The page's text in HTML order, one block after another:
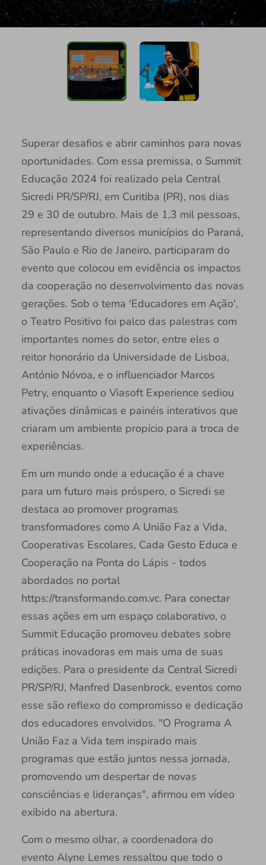
Superar desafios e abrir caminhos para novas
oportunidades. Com essa premissa, o Summit
Educação 2024 foi realizado pela Central
Sicredi PR/SP/RJ, em Curitiba (PR), nos dias
29 e 30 de outubro. Mais de 1,3 mil pessoas,
representando diversos municípios do Paraná,
São Paulo e Rio de Janeiro, participaram do
evento que colocou em evidência os impactos
da cooperação no desenvolvimento das novas
gerações. Sob o tema 'Educadores em Ação',
o Teatro Positivo foi palco das palestras com
importantes nomes do setor, entre eles o
reitor honorário da Universidade de Lisboa,
António Nóvoa, e o influenciador Marcos
Petry, enquanto o Viasoft Experience sediou
ativações dinâmicas e painéis interativos que
criaram um ambiente propício para a troca de
experiências.
Em um mundo onde a educação é a chave
para um futuro mais próspero, o Sicredi se
destaca ao promover programas
transformadores como A União Faz a Vida,
Cooperativas Escolares, Cada Gesto Educa e
Cooperação na Ponta do Lápis - todos
abordados no portal
https://transformando.com.vc. Para conectar
essas ações em um espaço colaborativo, o
Summit Educação promoveu debates sobre
práticas inovadoras em mais uma de suas
edições. Para o presidente da Central Sicredi
PR/SP/RJ, Manfred Dasenbrock, eventos como
esse são reflexo do compromisso e dedicação
dos educadores envolvidos. "O Programa A
União Faz a Vida tem inspirado mais
programas que estão juntos nessa jornada,
promovendo um despertar de novas
consciências e lideranças", afirmou em vídeo
exibido na abertura.
Com o mesmo olhar, a coordenadora do
evento Alyne Lemes ressaltou que todo o